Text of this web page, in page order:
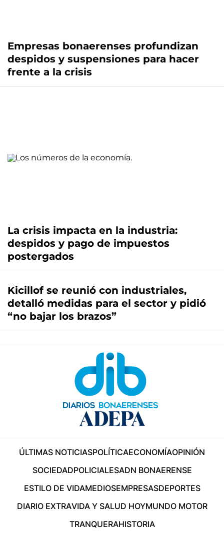
Empresas bonaerenses profundizan
despidos y suspensiones para hacer
frente a la crisis
La crisis impacta en la industria:
despidos y pago de impuestos
postergados
Kicillof se reunió con industriales,
detalló medidas para el sector y pidió
“no bajar los brazos”
ÚLTIMAS NOTICIASPOLÍTICAECONOMÍAOPINIÓN
SOCIEDADPOLICIALESADN BONAERENSE
ESTILO DE VIDAMEDIOSEMPRESASDEPORTES
DIARIO EXTRAVIDA Y SALUD HOYMUNDO MOTOR
TRANQUERAHISTORIA